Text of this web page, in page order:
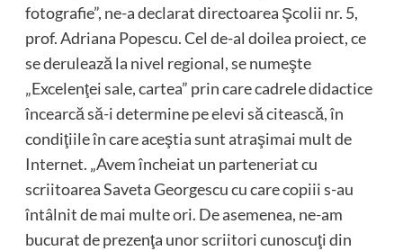
fotografie”, ne-a declarat directoarea Şcolii nr. 5,
prof. Adriana Popescu. Cel de-al doilea proiect, ce
se derulează la nivel regional, se numeşte
„Excelenţei sale, cartea” prin care cadrele didactice
încearcă să-i determine pe elevi să citească, în
condiţiile în care aceştia sunt atraşimai mult de
Internet. „Avem încheiat un parteneriat cu
scriitoarea Saveta Georgescu cu care copiii s-au
întâlnit de mai multe ori. De asemenea, ne-am
bucurat de prezenţa unor scriitori cunoscuţi din